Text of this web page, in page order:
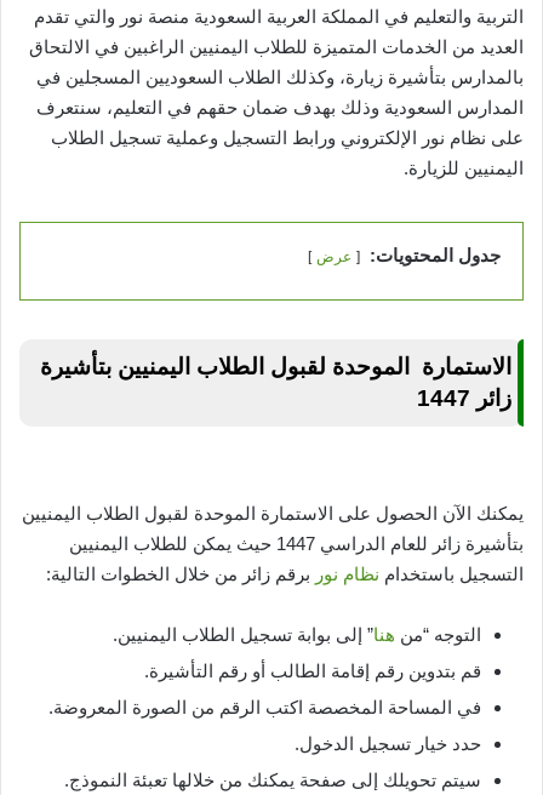
التربية والتعليم في المملكة العربية السعودية منصة نور والتي تقدم
العديد من الخدمات المتميزة للطلاب اليمنيين الراغبين في الالتحاق
بالمدارس بتأشيرة زيارة، وكذلك الطلاب السعوديين المسجلين في
المدارس السعودية وذلك بهدف ضمان حقهم في التعليم، سنتعرف
على نظام نور الإلكتروني ورابط التسجيل وعملية تسجيل الطلاب
اليمنيين للزيارة.
جدول المحتويات: عرض
الاستمارة الموحدة لقبول الطلاب اليمنيين بتأشيرة
زائر 1447
يمكنك الآن الحصول على الاستمارة الموحدة لقبول الطلاب اليمنيين
بتأشيرة زائر للعام الدراسي 1447 حيث يمكن للطلاب اليمنيين
التسجيل باستخدام نظام نور برقم زائر من خلال الخطوات التالية:
التوجه “من هنا” إلى بوابة تسجيل الطلاب اليمنيين.
قم بتدوين رقم إقامة الطالب أو رقم التأشيرة.
في المساحة المخصصة اكتب الرقم من الصورة المعروضة.
حدد خيار تسجيل الدخول.
سيتم تحويلك إلى صفحة يمكنك من خلالها تعبئة النموذج.